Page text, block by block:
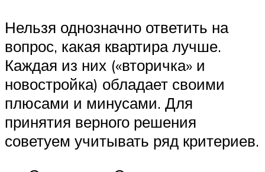
Нельзя однозначно ответить на
вопрос, какая квартира лучше.
Каждая из них («вторичка» и
новостройка) обладает своими
плюсами и минусами. Для
принятия верного решения
советуем учитывать ряд критериев.